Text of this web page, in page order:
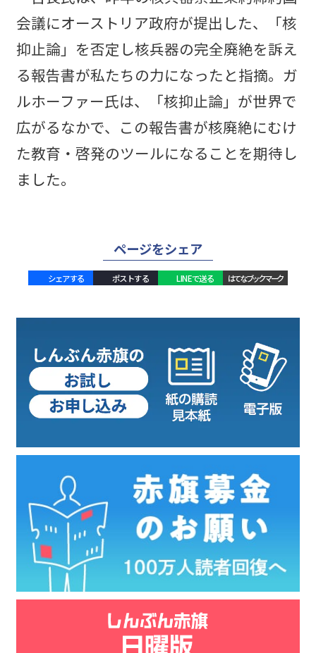
会議にオーストリア政府が提出した、「核
抑止論」を否定し核兵器の完全廃絶を訴え
る報告書が私たちの力になったと指摘。ガ
ルホーファー氏は、「核抑止論」が世界で
広がるなかで、この報告書が核廃絶にむけ
た教育・啓発のツールになることを期待し
ました。
ページをシェア
シェアする ポストする LINEで送る はてなブックマーク